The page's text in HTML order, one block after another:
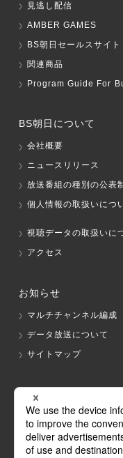
見逃し配信
AMBER GAMES
BS朝日セールスサイト
関連商品
Program Guide For
BS朝日について
会社概要
ニュースリリース
放送番組の種別の公表
個人情報の取扱いにつ
視聴データの取扱いに
アクセス
お知らせ
マルチチャンネル編成
データ放送について
サイトマップ
グループ会社
テレビ朝日